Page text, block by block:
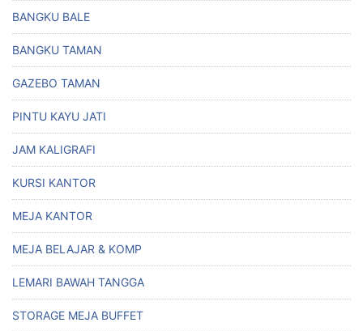
BANGKU BALE
BANGKU TAMAN
GAZEBO TAMAN
PINTU KAYU JATI
JAM KALIGRAFI
KURSI KANTOR
MEJA KANTOR
MEJA BELAJAR & KOMP
LEMARI BAWAH TANGGA
STORAGE MEJA BUFFET